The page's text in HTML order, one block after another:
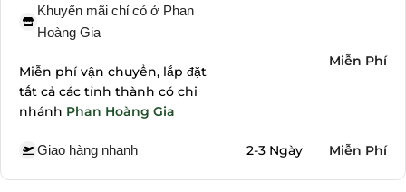
Khuyến mãi chỉ có ở Phan
Hoàng Gia
Miễn phí vận chuyển, lắp đặt
tất cả các tỉnh thành có chi
nhánh Phan Hoàng Gia
Miễn Phí
Giao hàng nhanh 2-3 Ngày Miễn Phí